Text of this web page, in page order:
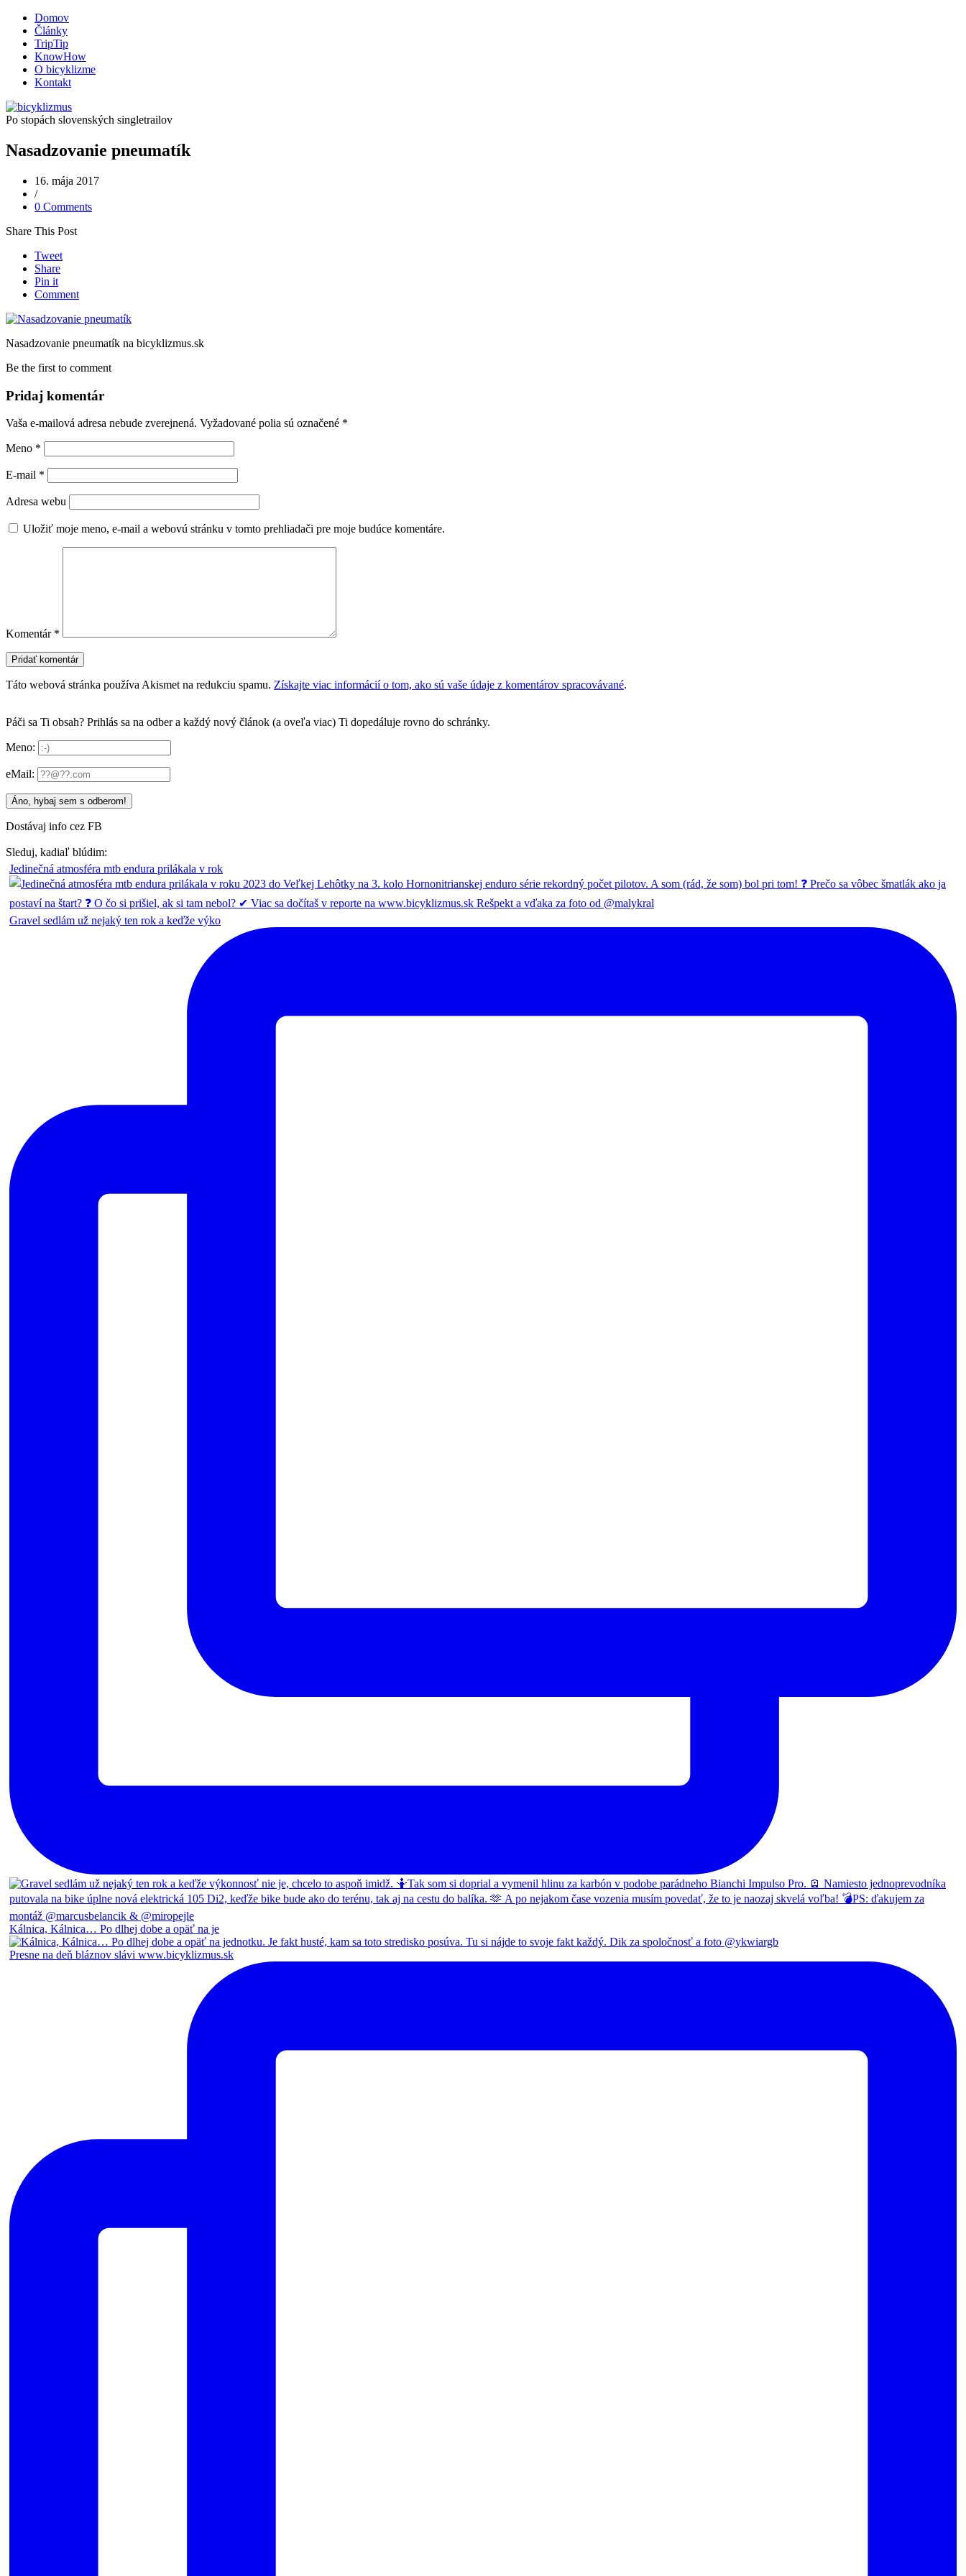
Domov
Články
TripTip
KnowHow
O bicyklizme
Kontakt
Po stopách slovenských singletrailov
Nasadzovanie pneumatík
16. mája 2017
/
0 Comments
Share This Post
Tweet
Share
Pin it
Comment
Nasadzovanie pneumatík na bicyklizmus.sk
Be the first to comment
Pridaj komentár
Vaša e-mailová adresa nebude zverejnená. Vyžadované polia sú označené *
Meno *
E-mail *
Adresa webu
Uložiť moje meno, e-mail a webovú stránku v tomto prehliadači pre moje budúce komentáre.
Komentár *
Táto webová stránka používa Akismet na redukciu spamu. Získajte viac informácií o tom, ako sú vaše údaje z komentárov spracovávané.
Páči sa Ti obsah? Prihlás sa na odber a každý nový článok (a oveľa viac) Ti dopedáluje rovno do schránky.
Meno:
eMail:
Dostávaj info cez FB
Sleduj, kadiaľ blúdim:
Jedinečná atmosféra mtb endura prilákala v rok
Gravel sedlám už nejaký ten rok a keďže výko
Kálnica, Kálnica… Po dlhej dobe a opäť na je
Presne na deň bláznov slávi www.bicyklizmus.sk